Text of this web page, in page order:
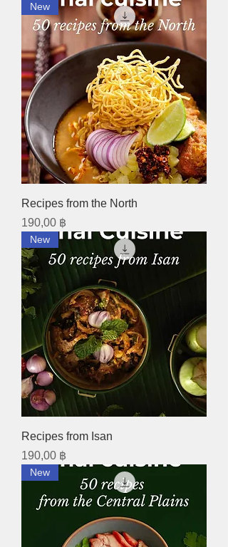
New
Recipes from the North
Preis
190,00 ฿
New
Recipes from Isan
Preis
190,00 ฿
New